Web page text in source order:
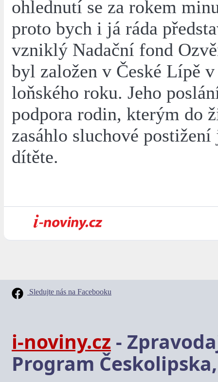
ohlednutí se za rokem
proto bych i já ráda
vzniklý Nadační fond
byl založen v České Lípě
loňského roku. Jeho
podpora rodin, kterým do
zasáhlo sluchové
dítěte.
Sledujte nás na Facebooku
i-noviny.cz -
Program